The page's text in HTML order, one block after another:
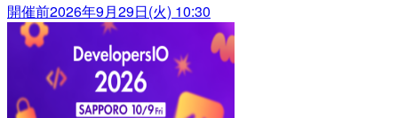
開催前2026年9月29日(火) 10:30